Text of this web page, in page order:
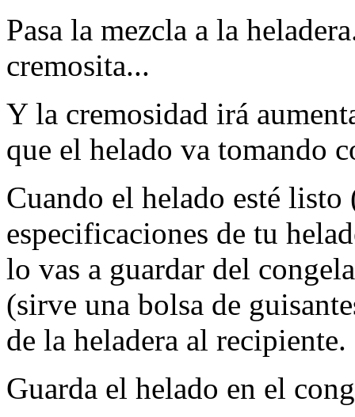
Pasa la mezcla a la
cremosita...
Y la cremosidad irá
que el helado va tomando
Cuando el helado esté listo
especificaciones de tu
lo vas a guardar del
(sirve una bolsa de
de la heladera al recipiente.
Guarda el helado en el